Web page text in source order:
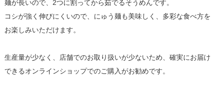
麺が長いので、2つに割ってから茹でるそうめんです。
コシが強く伸びにくいので、にゅう麺も美味しく、多彩な食べ方を
お楽しみいただけます。
生産量が少なく、店舗でのお取り扱いが少ないため、確実にお届け
できるオンラインショップでのご購入がお勧めです。